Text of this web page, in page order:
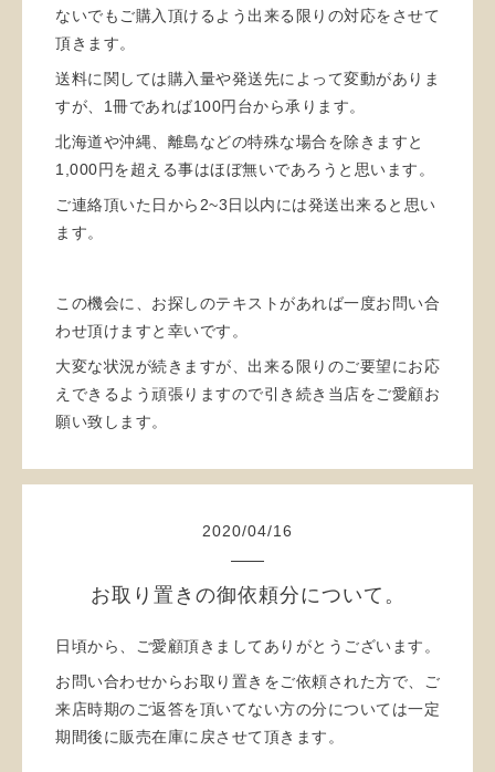
ないでもご購入頂けるよう出来る限りの対応をさせて
頂きます。
送料に関しては購入量や発送先によって変動がありま
すが、1冊であれば100円台から承ります。
北海道や沖縄、離島などの特殊な場合を除きますと
1,000円を超える事はほぼ無いであろうと思います。
ご連絡頂いた日から2~3日以内には発送出来ると思い
ます。
この機会に、お探しのテキストがあれば一度お問い合
わせ頂けますと幸いです。
大変な状況が続きますが、出来る限りのご要望にお応
えできるよう頑張りますので引き続き当店をご愛顧お
願い致します。
2020/04/16
お取り置きの御依頼分について。
日頃から、ご愛顧頂きましてありがとうございます。
お問い合わせからお取り置きをご依頼された方で、ご
来店時期のご返答を頂いてない方の分については一定
期間後に販売在庫に戻させて頂きます。